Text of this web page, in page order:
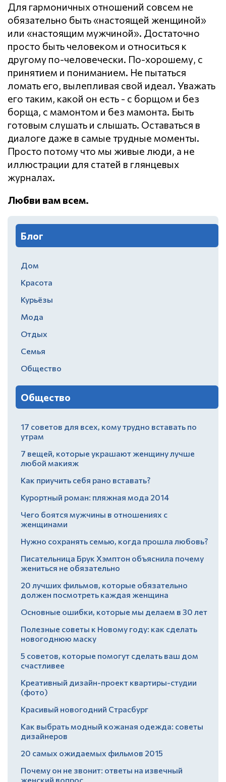
Для гармоничных отношений совсем не
обязательно быть «настоящей женщиной»
или «настоящим мужчиной». Достаточно
просто быть человеком и относиться к
другому по-человечески. По-хорошему, с
принятием и пониманием. Не пытаться
ломать его, вылепливая свой идеал. Уважать
его таким, какой он есть - с борщом и без
борща, с мамонтом и без мамонта. Быть
готовым слушать и слышать. Оставаться в
диалоге даже в самые трудные моменты.
Просто потому что мы живые люди, а не
иллюстрации для статей в глянцевых
журналах.
Любви вам всем.
Блог
Дом
Красота
Курьёзы
Мода
Отдых
Семья
Общество
Общество
17 советов для всех, кому трудно вставать по
утрам
7 вещей, которые украшают женщину лучше
любой макияж
Как приучить себя рано вставать?
Курортный роман: пляжная мода 2014
Чего боятся мужчины в отношениях с
женщинами
Нужно сохранять семью, когда прошла любовь?
Писательница Брук Хэмптон объяснила почему
жениться не обязательно
20 лучших фильмов, которые обязательно
должен посмотреть каждая женщина
Основные ошибки, которые мы делаем в 30 лет
Полезные советы к Новому году: как сделать
новогоднюю маску
5 советов, которые помогут сделать ваш дом
счастливее
Креативный дизайн-проект квартиры-студии
(фото)
Красивый новогодний Страсбург
Как выбрать модный кожаная одежда: советы
дизайнеров
20 самых ожидаемых фильмов 2015
Почему он не звонит: ответы на извечный
женский вопрос